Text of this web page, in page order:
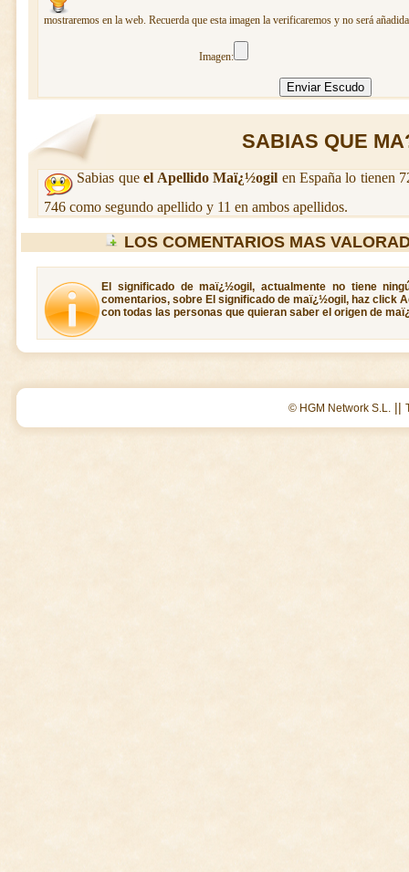
mostraremos en la web. Recuerda que esta imagen la verificaremos y no será
Imagen:
SABIAS QUE
Sabias queel Apellido Maï¿½ogil en España lo tienen
746 como segundo apellido y 11 en ambos apellidos.
LOS COMENTARIOS MAS
El significado de maï¿½ogil, actualmente no tiene
comentarios, sobre El significado de maï¿½ogil, haz click
con todas las personas que quieran saber el origen de
© HGM Network S.L. ||